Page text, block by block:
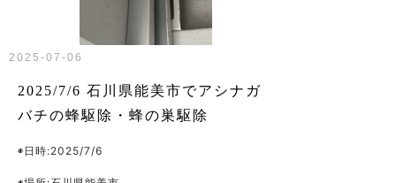
2025-07-06
2025/7/6 石川県能美市でアシナガ
バチの蜂駆除・蜂の巣駆除
◉日時:2025/7/6